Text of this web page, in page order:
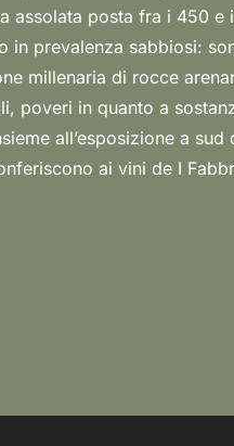
assolata posta fra i 450 e
in prevalenza sabbiosi:
millenaria di rocce
poveri in quanto a
all’esposizione a sud
ai vini de I
20 anni è il braccio e la
è quella di preservare le
e gestione della vigna
un’azienda icona di